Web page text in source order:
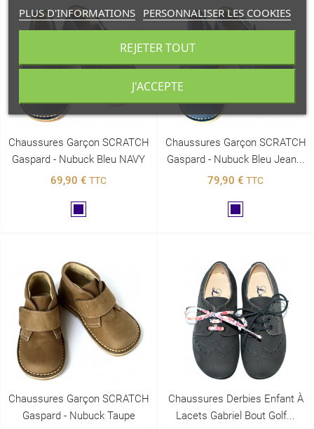
Chaussures Garçon SCRATCH
Gaspard - Nubuck Bleu NAVY
69,90 € TTC
Chaussures Garçon SCRATCH
Gaspard - Nubuck Bleu Jean...
79,90 € TTC
Chaussures Garçon SCRATCH
Gaspard - Nubuck Taupe
Chaussures Derbies Enfant À
Lacets Gabriel Bout Golf...
PLUS D'INFORMATIONS PERSONNALISER LES COOKIES
REJETER TOUT
J'ACCEPTE